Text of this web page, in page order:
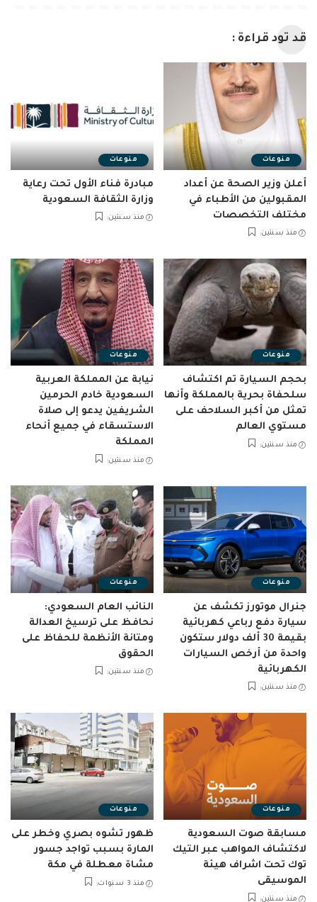
قد تود قراءة :
منوعات
أعلن وزير الصحة عن أعداد
المقبولين من الأطباء في
مختلف التخصصات
منذ سنتين
منوعات
مبادرة فناء الأول تحت رعاية
وزارة الثقافة السعودية
منذ سنتين
منوعات
بحجم السيارة تم اكتشاف
سلحفاة بحرية بالمملكة وأنها
تمثل من أكبر السلاحف على
مستوي العالم
منذ سنتين
منوعات
نيابة عن المملكة العربية
السعودية خادم الحرمين
الشريفين يدعو إلى صلاة
الاستسقاء في جميع أنحاء
المملكة
منذ سنتين
منوعات
جنرال موتورز تكشف عن
سيارة دفع رباعي كهربائية
بقيمة 30 ألف دولار ستكون
واحدة من أرخص السيارات
الكهربائية
منذ سنتين
منوعات
النائب العام السعودي:
نحافظ على ترسيخ العدالة
ومتانة الأنظمة للحفاظ على
الحقوق
منذ سنتين
منوعات
مسابقة صوت السعودية
لاكتشاف المواهب عبر التيك
توك تحت اشراف هيئة
الموسيقى
منذ سنتين
منوعات
ظهور تشوه بصري وخطر على
المارة بسبب تواجد جسور
مشاة معطلة في مكة
منذ 3 سنوات